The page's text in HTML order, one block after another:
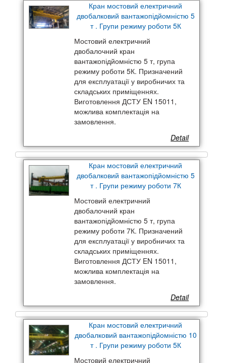
Кран мостовий електричний
двобалковий вантажопідйомністю 5
т . Групи режиму роботи 5К
Мостовий електричний
двобалочний кран
вантажопідйомністю 5 т, група
режиму роботи 5К. Призначений
для експлуатації у виробничих та
складських приміщеннях.
Виготовлення ДСТУ EN 15011,
можлива комплектація на
замовлення.
Detail
Кран мостовий електричний
двобалковий вантажопідйомністю 5
т . Групи режиму роботи 7К
Мостовий електричний
двобалочний кран
вантажопідйомністю 5 т, група
режиму роботи 7К. Призначений
для експлуатації у виробничих та
складських приміщеннях.
Виготовлення ДСТУ EN 15011,
можлива комплектація на
замовлення.
Detail
Кран мостовий електричний
двобалковий вантажопідйомністю 10
т . Групи режиму роботи 5К
Мостовий електричний